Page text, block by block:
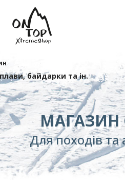
байдарки та ін.
МАГАЗИН
Для походів та